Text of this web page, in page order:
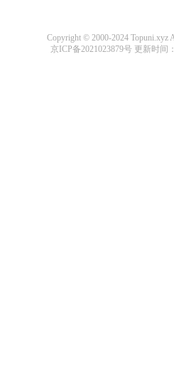
Copyright © 2000-2024 Topuni.xyz
京ICP备2021023879号更新时间